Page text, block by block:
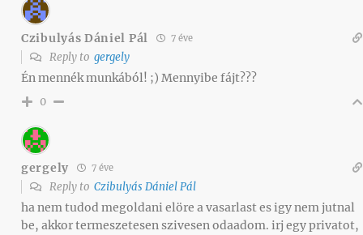
Czibulyás Dániel Pál 7 éve
Reply to gergely
Én mennék munkából! ;) Mennyibe fájt???
0
gergely 7 éve
Reply to Czibulyás Dániel Pál
ha nem tudod megoldani elöre a vasarlast es igy nem jutnal
be, akkor termeszetesen szivesen odaadom. irj egy privatot,